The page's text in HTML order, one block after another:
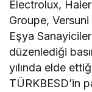
Electrolux,
Groupe,
Eşya
düzenlediği
yılında elde
TÜRKBESD’in